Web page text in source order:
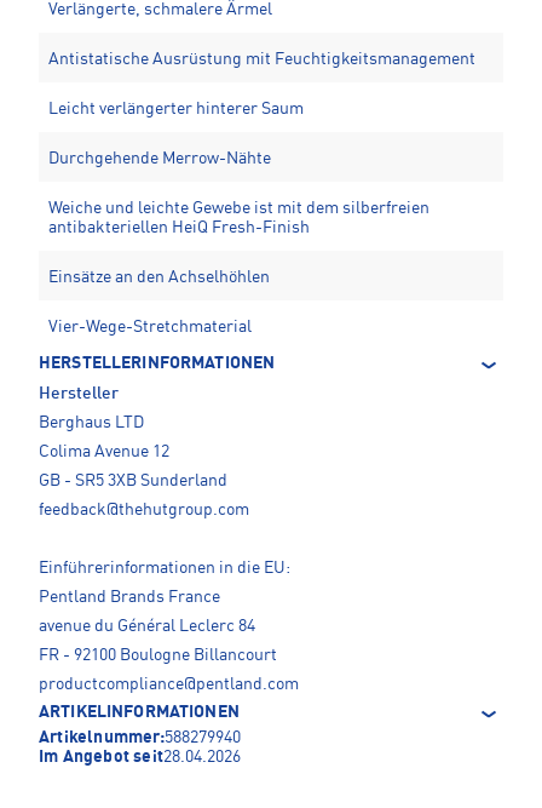
Verlängerte, schmalere Ärmel
Antistatische Ausrüstung mit Feuchtigkeitsmanagement
Leicht verlängerter hinterer Saum
Durchgehende Merrow-Nähte
Weiche und leichte Gewebe ist mit dem silberfreien
antibakteriellen HeiQ Fresh-Finish
Einsätze an den Achselhöhlen
Vier-Wege-Stretchmaterial
HERSTELLERINFORMATIONEN
Hersteller
Berghaus LTD
Colima Avenue 12
GB - SR5 3XB Sunderland
feedback@thehutgroup.com
Einführerinformationen in die EU:
Pentland Brands France
avenue du Général Leclerc 84
FR - 92100 Boulogne Billancourt
productcompliance@pentland.com
ARTIKELINFORMATIONEN
Artikelnummer:588279940
Im Angebot seit28.04.2026